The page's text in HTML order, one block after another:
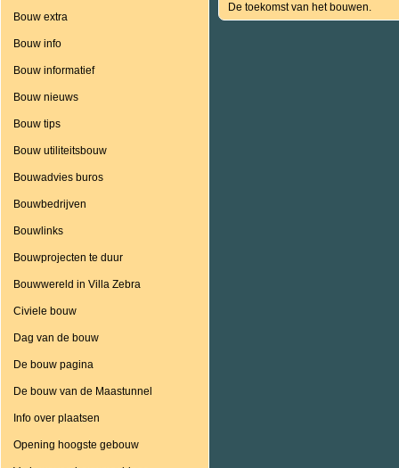
Bouw extra
Bouw info
Bouw informatief
Bouw nieuws
Bouw tips
Bouw utiliteitsbouw
Bouwadvies buros
Bouwbedrijven
Bouwlinks
Bouwprojecten te duur
Bouwwereld in Villa Zebra
Civiele bouw
Dag van de bouw
De bouw pagina
De bouw van de Maastunnel
Info over plaatsen
Opening hoogste gebouw
De toekomst van het bouwen.